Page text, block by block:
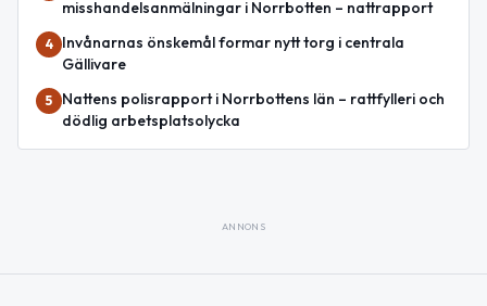
misshandelsanmälningar i Norrbotten – nattrapport
4
Invånarnas önskemål formar nytt torg i centrala
Gällivare
5
Nattens polisrapport i Norrbottens län – rattfylleri och
dödlig arbetsplatsolycka
ANNONS